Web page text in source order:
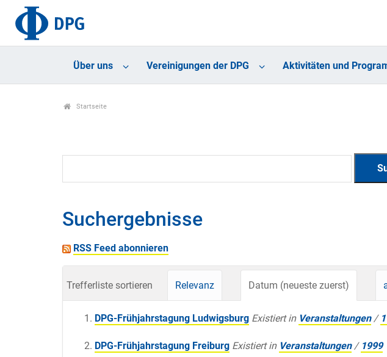
Über uns Vereinigungen der DPG Aktivitäten und
Startseite
Suchergebnisse
RSS Feed abonnieren
Trefferliste sortieren Relevanz Datum (neueste zuerst)
DPG-Frühjahrstagung Ludwigsburg Existiert in Veranstaltungen /
DPG-Frühjahrstagung Freiburg Existiert in Veranstaltungen / 1999